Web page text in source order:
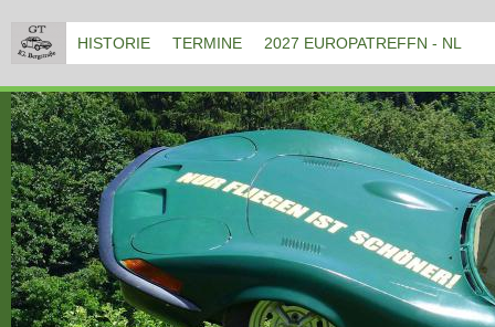
HISTORIE TERMINE 2027 EUROPATREFFN - NL